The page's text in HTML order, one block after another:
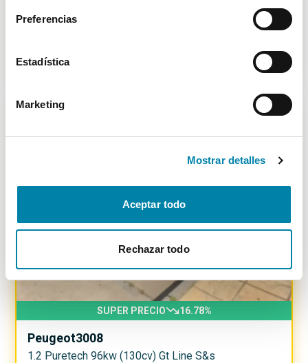
Preferencias
Estadística
Marketing
Mostrar detalles
Aceptar todo
Rechazar todo
Automático
Madrid
18.900€ /mes
-2399
SUPER PRECIO 16.78%
Peugeot3008
1.2 Puretech 96kw (130cv) Gt Line S&s